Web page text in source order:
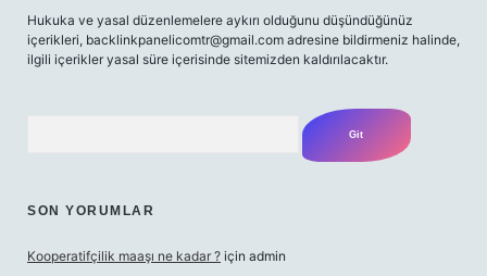
Hukuka ve yasal düzenlemelere aykırı olduğunu düşündüğünüz
içerikleri, backlinkpanelicomtr@gmail.com adresine bildirmeniz halinde,
ilgili içerikler yasal süre içerisinde sitemizden kaldırılacaktır.
SON YORUMLAR
Kooperatifçilik maaşı ne kadar ? için admin